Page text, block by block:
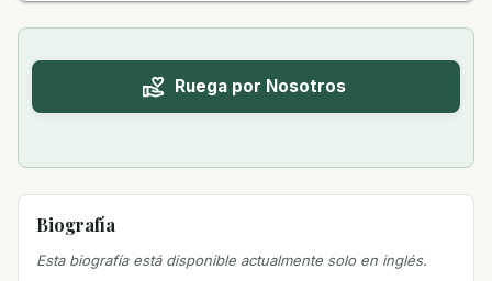
Ruega por Nosotros
Biografía
Esta biografía está disponible actualmente solo en inglés.